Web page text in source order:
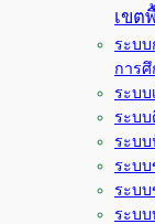
เขต
ระบบ
การศึ
ระบบ
ระบบ
ระบบ
ระบบ
ระบบ
ระบบ